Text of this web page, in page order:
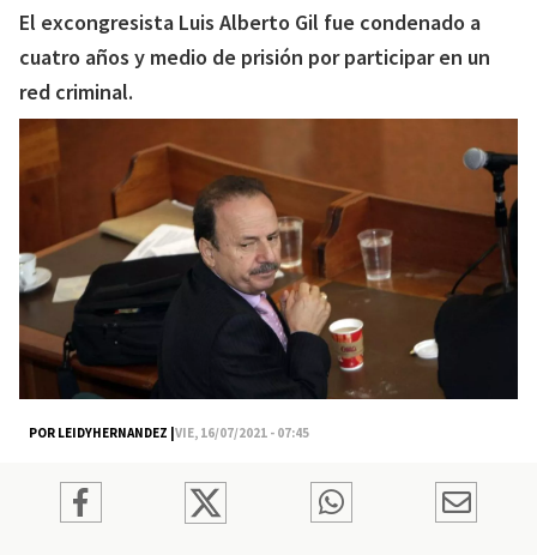
El excongresista Luis Alberto Gil fue condenado a
cuatro años y medio de prisión por participar en un
red criminal.
POR LEIDYHERNANDEZ |VIE, 16/07/2021 - 07:45